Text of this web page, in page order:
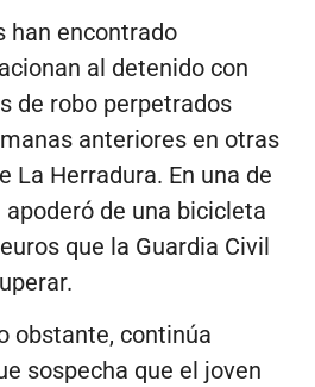
han encontrado
al detenido con
de robo perpetrados
anteriores en otras
La Herradura. En una de
de una bicicleta
que la Guardia Civil
obstante, continúa
sospecha que el joven